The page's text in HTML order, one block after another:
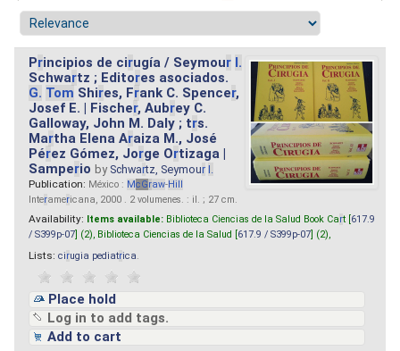
Principios de cirugía / Seymour I.
Schwartz ; Editores asociados.
G. Tom Shires, Frank C. Spencer,
Josef E. | Fischer, Aubrey C.
Galloway, John M. Daly ; trs.
Martha Elena Araiza M., José
Pérez Gómez, Jorge Ortizaga |
Samperio by Schwartz, Seymour I.
Publication: México : McGraw-Hill
Interamericana, 2000 . 2 volumenes. : il. ; 27 cm.
Availability: Items available: Biblioteca Ciencias de la Salud Book Cart [ 617.9
/ S399p-07 ] (2), Biblioteca Ciencias de la Salud [ 617.9 / S399p-07 ] (2),
Lists: cirugia pediatrica
Place hold
Log in to add tags.
Add to cart